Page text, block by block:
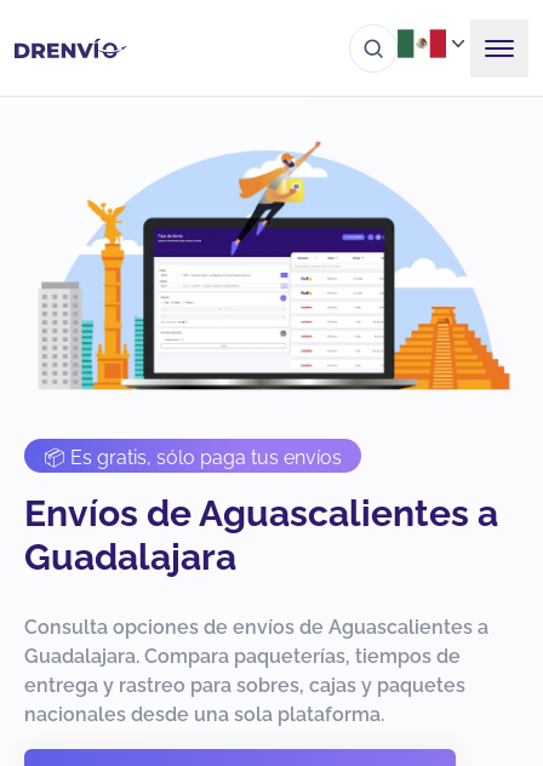
📦 Es gratis, sólo paga tus envíos
Envíos de Aguascalientes a
Guadalajara
Consulta opciones de envíos de Aguascalientes a
Guadalajara. Compara paqueterías, tiempos de
entrega y rastreo para sobres, cajas y paquetes
nacionales desde una sola plataforma.